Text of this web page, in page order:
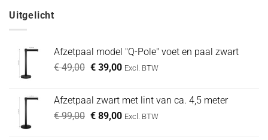
Uitgelicht
Afzetpaal model "Q-Pole" voet en paal zwart
€49,00 Oorspronkelijke
€ 49,00.
€39,00Huidige
€ 39,00.
Excl. BTW
Afzetpaal zwart met lint van ca. 4,5 meter
€99,00 Oorspronkelijke
€89,00Huidige
Excl. BTW